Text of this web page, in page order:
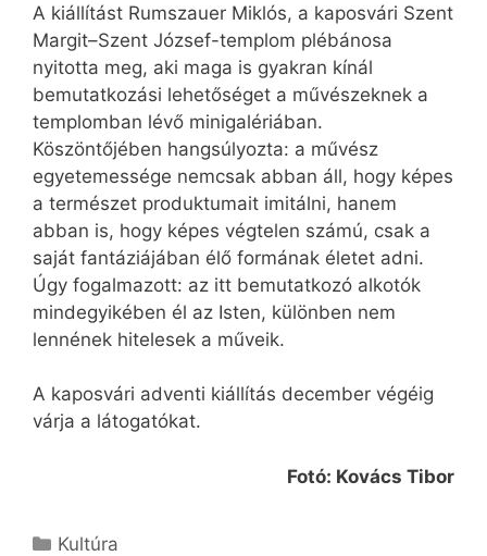
A kiállítást Rumszauer Miklós, a kaposvári Szent
Margit–Szent József-templom plébánosa
nyitotta meg, aki maga is gyakran kínál
bemutatkozási lehetőséget a művészeknek a
templomban lévő minigalériában.
Köszöntőjében hangsúlyozta: a művész
egyetemessége nemcsak abban áll, hogy képes
a természet produktumait imitálni, hanem
abban is, hogy képes végtelen számú, csak a
saját fantáziájában élő formának életet adni.
Úgy fogalmazott: az itt bemutatkozó alkotók
mindegyikében él az Isten, különben nem
lennének hitelesek a műveik.
A kaposvári adventi kiállítás december végéig
várja a látogatókat.
Fotó: Kovács Tibor
Kategória
Kultúra